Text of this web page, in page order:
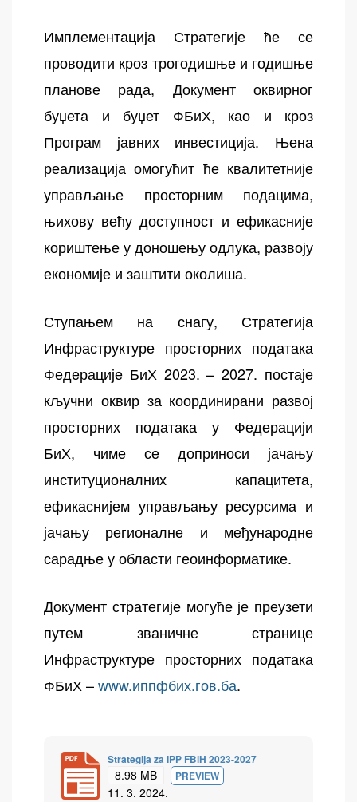
Имплементација Стратегије ће се
проводити кроз трогодишње и годишње
планове рада, Документ оквирног
буџета и буџет ФБиХ, као и кроз
Програм јавних инвестиција. Њена
реализација омогућит ће квалитетније
управљање просторним подацима,
њихову већу доступност и ефикасније
кориштење у доношењу одлука, развоју
економије и заштити околиша.
Ступањем на снагу, Стратегија
Инфраструктуре просторних података
Федерације БиХ 2023. – 2027. постаје
кључни оквир за координирани развој
просторних података у Федерацији
БиХ, чиме се доприноси јачању
институционалних капацитета,
ефикаснијем управљању ресурсима и
јачању регионалне и међународне
сарадње у области геоинформатике.
Документ стратегије могуће је преузети
путем званичне странице
Инфраструктуре просторних података
ФБиХ –www.иппфбих.гов.ба.
Strategija za IPP FBiH 2023-2027
8.98 MB PREVIEW
11. 3. 2024.